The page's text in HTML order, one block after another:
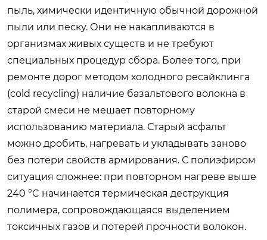
пыль, химически идентичную обычной дорожной
пыли или песку. Они не накапливаются в
организмах живых существ и не требуют
специальных процедур сбора. Более того, при
ремонте дорог методом холодного ресайклинга
(cold recycling) наличие базальтового волокна в
старой смеси не мешает повторному
использованию материала. Старый асфальт
можно дробить, нагревать и укладывать заново
без потери свойств армирования. С полиэфиром
ситуация сложнее: при повторном нагреве выше
240 °C начинается термическая деструкция
полимера, сопровождающаяся выделением
токсичных газов и потерей прочности волокон.